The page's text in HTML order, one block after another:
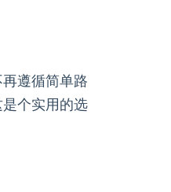
遵循简单路
个实用的选